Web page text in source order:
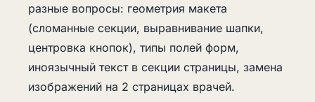
разные вопросы: геометрия макета
(сломанные секции, выравнивание шапки,
центровка кнопок), типы полей форм,
иноязычный текст в секции страницы, замена
изображений на 2 страницах врачей.